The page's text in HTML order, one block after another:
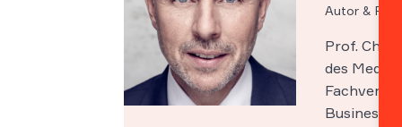
Autor &
Prof.
des
Business